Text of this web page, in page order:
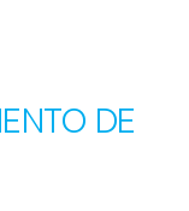
DE